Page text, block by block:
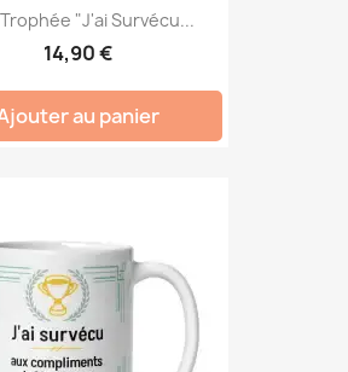
"J'ai Survécu...
14,90 €
au panier